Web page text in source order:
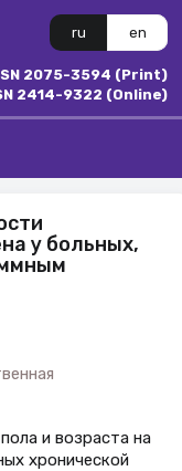
ru en
2075-3594 (Print)
2414-9322 (Online)
у больных,
и возраста на
хронической